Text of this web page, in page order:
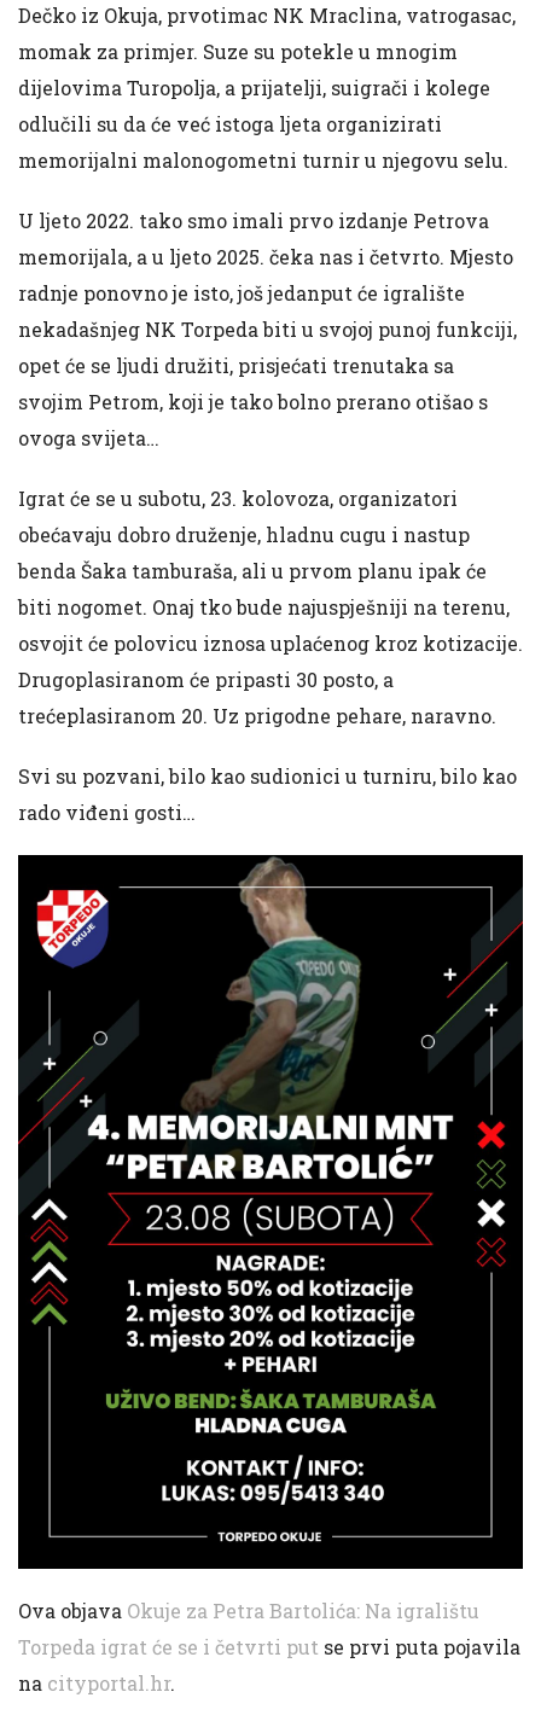
Dečko iz Okuja, prvotimac NK Mraclina, vatrogasac,
momak za primjer. Suze su potekle u mnogim
dijelovima Turopolja, a prijatelji, suigrači i kolege
odlučili su da će već istoga ljeta organizirati
memorijalni malonogometni turnir u njegovu selu.
U ljeto 2022. tako smo imali prvo izdanje Petrova
memorijala, a u ljeto 2025. čeka nas i četvrto. Mjesto
radnje ponovno je isto, još jedanput će igralište
nekadašnjeg NK Torpeda biti u svojoj punoj funkciji,
opet će se ljudi družiti, prisjećati trenutaka sa
svojim Petrom, koji je tako bolno prerano otišao s
ovoga svijeta…
Igrat će se u subotu, 23. kolovoza, organizatori
obećavaju dobro druženje, hladnu cugu i nastup
benda Šaka tamburaša, ali u prvom planu ipak će
biti nogomet. Onaj tko bude najuspješniji na terenu,
osvojit će polovicu iznosa uplaćenog kroz kotizacije.
Drugoplasiranom će pripasti 30 posto, a
trećeplasiranom 20. Uz prigodne pehare, naravno.
Svi su pozvani, bilo kao sudionici u turniru, bilo kao
rado viđeni gosti…
Ova objava Okuje za Petra Bartolića: Na igralištu
Torpeda igrat će se i četvrti put se prvi puta pojavila
na cityportal.hr.